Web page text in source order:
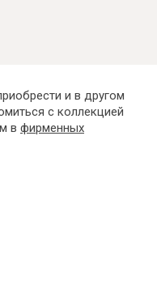
и в другом
с коллекцией
в фирменных